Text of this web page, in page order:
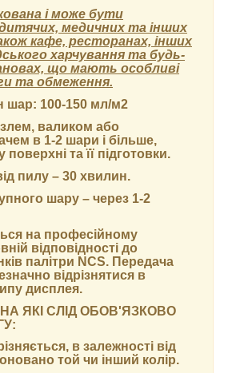
і може бути
медичних та інших
кафе, ресторанах, інших
харчування та будь-
що мають особливі
та обмеження.
шар: 100-150 мл/м2
валиком або
в 1-2 шари і більше,
та її підготовки.
пилу – 30 хвилин.
шару – через 1-2
на професійному
відповідності до
палітри NCS. Передача
відрізнятися в
дисплея.
ЯКІ СЛІД ОБОВ'ЯЗКОВО
в залежності від
той чи інший колір.